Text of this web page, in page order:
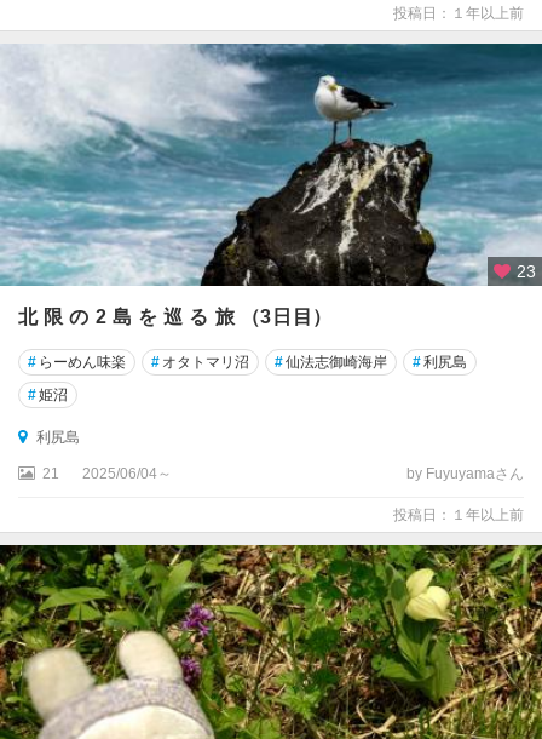
投稿日：１年以上前
23
北 限 の 2 島 を 巡 る 旅 （3日目）
# らーめん味楽 # オタトマリ沼 #仙法志御崎海岸 #利尻島
#姫沼
利尻島
21 2025/06/04～ by Fuyuyamaさん
投稿日：１年以上前